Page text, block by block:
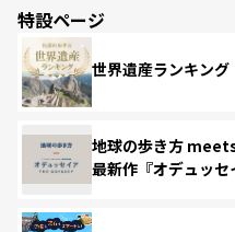
特設ページ
世界遺産ランキング
地球の歩き方
最新作『オデュッセ